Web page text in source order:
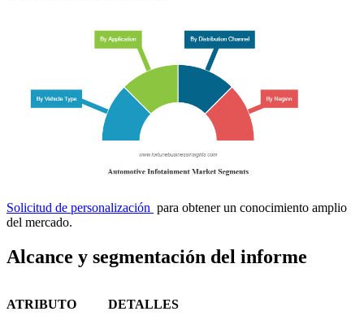
Solicitud de personalización para obtener un conocimiento amplio
del mercado.
Alcance y segmentación del informe
ATRIBUTO DETALLES